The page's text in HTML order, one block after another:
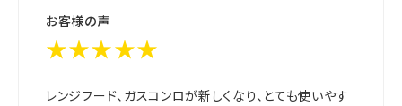
お客様の声
★★★★★
レンジフード、ガスコンロが新しくなり、とても使いやす